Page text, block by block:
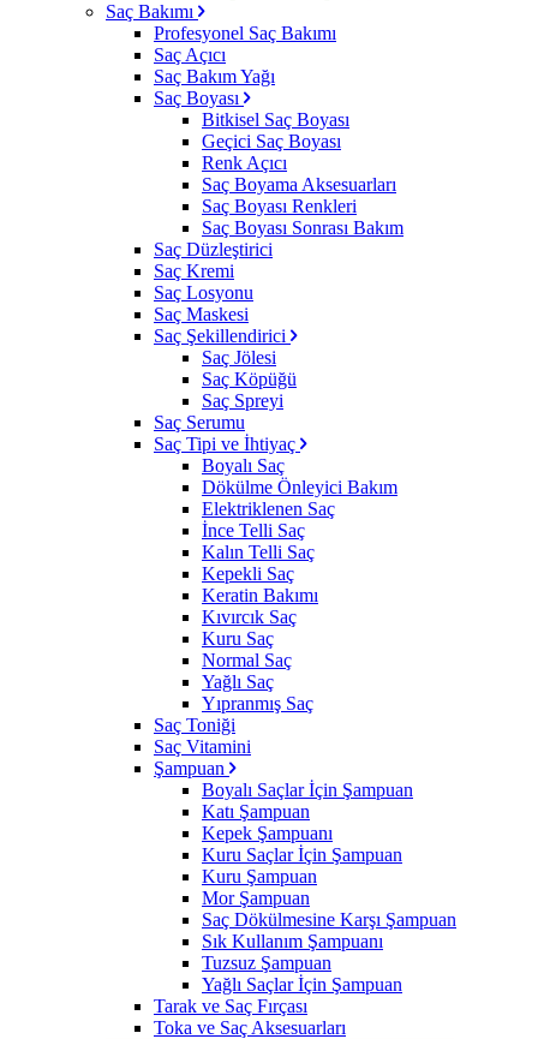
Saç Bakımı
Profesyonel Saç Bakımı
Saç Açıcı
Saç Bakım Yağı
Saç Boyası
Bitkisel Saç Boyası
Geçici Saç Boyası
Renk Açıcı
Saç Boyama Aksesuarları
Saç Boyası Renkleri
Saç Boyası Sonrası Bakım
Saç Düzleştirici
Saç Kremi
Saç Losyonu
Saç Maskesi
Saç Şekillendirici
Saç Jölesi
Saç Köpüğü
Saç Spreyi
Saç Serumu
Saç Tipi ve İhtiyaç
Boyalı Saç
Dökülme Önleyici Bakım
Elektriklenen Saç
İnce Telli Saç
Kalın Telli Saç
Kepekli Saç
Keratin Bakımı
Kıvırcık Saç
Kuru Saç
Normal Saç
Yağlı Saç
Yıpranmış Saç
Saç Toniği
Saç Vitamini
Şampuan
Boyalı Saçlar İçin Şampuan
Katı Şampuan
Kepek Şampuanı
Kuru Saçlar İçin Şampuan
Kuru Şampuan
Mor Şampuan
Saç Dökülmesine Karşı Şampuan
Sık Kullanım Şampuanı
Tuzsuz Şampuan
Yağlı Saçlar İçin Şampuan
Tarak ve Saç Fırçası
Toka ve Saç Aksesuarları